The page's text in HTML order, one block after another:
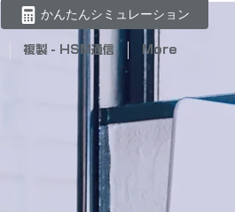
かんたんシミュレーション
複製 - HSM通信 More